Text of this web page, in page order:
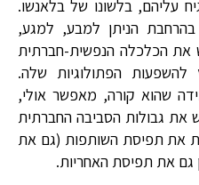
עליהם, בלשונו של בלאנשו.
בהרחבת הניתן למבע, למגע,
את הכלכלה הנפשית-חברתית
הפתולוגיות שלה.
שהוא קורה, מאפשר אולי,
את גבולות הסביבה החברתית
את תפיסת השותפות (גם את
את תפיסת האחריות.